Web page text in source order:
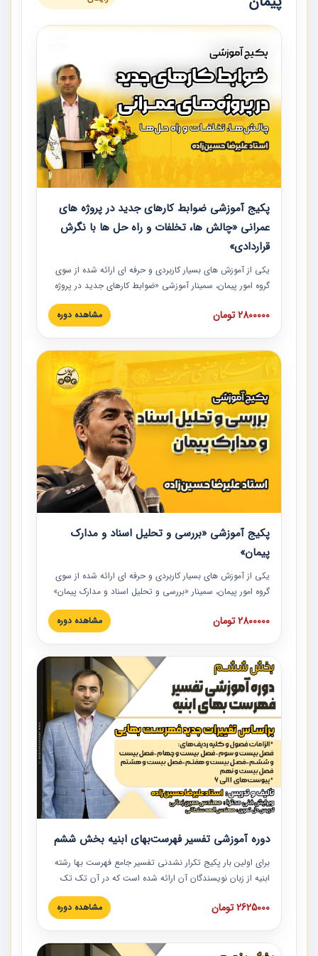
پکیج آموزشی ضوابط کارهای جدید در پروژه های
عمرانی «چالش ها، تخلفات و راه حل ها با نگرش
قراردادی»
یکی از آموزش‏‏‏‏‏‏ های بسیار کاربردی و حرفه‏ ای ارائه شده از سوی
گروه امور پیمان، سمینار آموزشی «ضوابط کارهای جدید در پروژه
های عمرانی» چالش ها، تخلفات و راه حل ها با نگرش قراردادی
است که در محل سندیکای شرکت های ساختمانی کشور ارائه شد.
مدارک پیمان به همراه تجربیات عملی ارائه شده است.
2800000 تومان مشاهده دوره
پکیج آموزشی «بررسی و تحلیل اسناد و مدارک
پیمان»
یکی از آموزش‏‏‏‏‏‏ های بسیار کاربردی و حرفه‏ ای ارائه شده از سوی
گروه امور پیمان، سمینار «بررسی و تحلیل اسناد و مدارک پیمان»
است که در دانشگاه صنعتی شریف ارائه شد. در این آموزش
نکات کلیدی مربوط به اسناد و مدارک پیمان، اولویت بندی اسناد
پیمان به همراه تجربیات عملی در این خصوص ارائه شده است.
2800000 تومان مشاهده دوره
دوره آموزشی تفسیر فهرست‌بهای ابنیه بخش ششم
برای اولین بار پکیج تکرار نشدنی تفسیر جامع فهرست بها رشته
ابنیه از زبان نویسندگان آن ارائه شده است که در آن تک تک
ردیف ها و مطالب فهرست بها تفسیر و ارائه شده است. این
دوره به صورت کامل تصویری بوده و به همراه تصاویر عملیات
دوره با کلام مهندس علیرضاحسین‌زاده مدیر پروژه مهندسی
2625000 تومان مشاهده دوره